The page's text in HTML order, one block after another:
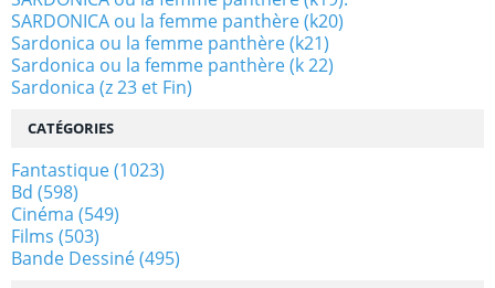
SARDONICA ou la femme panthère (k20)
Sardonica ou la femme panthère (k21)
Sardonica ou la femme panthère (k 22)
Sardonica (z 23 et Fin)
CATÉGORIES
Fantastique(1023)
Bd (598)
Cinéma (549)
Films (503)
Bande Dessiné(495)